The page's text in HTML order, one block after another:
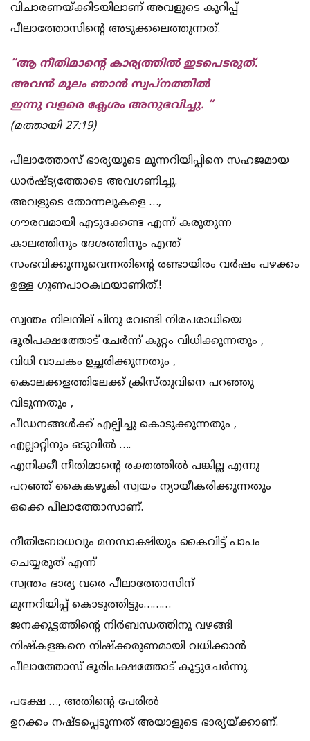
വിചാരണയ്ക്കിടയിലാണ് അവളുടെ കുറിപ്പ്
പീലാത്തോസിൻ്റെ അടുക്കലെത്തുന്നത്.
“ആ നീതിമാൻ്റെ കാര്യത്തിൽ ഇടപെടരുത്.
അവൻ മൂലം ഞാൻ സ്വപ്നത്തിൽ
ഇന്നു വളരെ ക്ലേശം അനുഭവിച്ചു. “
(മത്തായി 27:19)
പീലാത്തോസ് ഭാര്യയുടെ മുന്നറിയിപ്പിനെ സഹജമായ
ധാർഷ്ട്യത്തോടെ അവഗണിച്ചു.
അവളുടെ തോന്നലുകളെ …,
ഗൗരവമായി എടുക്കേണ്ട എന്ന് കരുതുന്ന
കാലത്തിനും ദേശത്തിനും എന്ത്
സംഭവിക്കുന്നുവെന്നതിന്റെ രണ്ടായിരം വർഷം പഴക്കം
ഉള്ള ഗുണപാഠകഥയാണിത്.!
സ്വന്തം നിലനില് പിനു വേണ്ടി നിരപരാധിയെ
ഭൂരിപക്ഷത്തോട് ചേർന്ന് കുറ്റം വിധിക്കുന്നതും ,
വിധി വാചകം ഉച്ഛരിക്കുന്നതും ,
കൊലക്കളത്തിലേക്ക് ക്രിസ്തുവിനെ പറഞ്ഞു
വിടുന്നതും ,
പീഡനങ്ങൾക്ക് എല്പിച്ചു കൊടുക്കുന്നതും ,
എല്ലാറ്റിനും ഒടുവിൽ ….
എനിക്കീ നീതിമാൻ്റെ രക്തത്തിൽ പങ്കില്ല എന്നു
പറഞ്ഞ് കൈകഴുകി സ്വയം ന്യായീകരിക്കുന്നതും
ഒക്കെ പീലാത്തോസാണ്.
നീതിബോധവും മനസാക്ഷിയും കൈവിട്ട് പാപം
ചെയ്യരുത് എന്ന്
സ്വന്തം ഭാര്യ വരെ പീലാത്തോസിന്
മുന്നറിയിപ്പ് കൊടുത്തിട്ടും………
ജനക്കൂട്ടത്തിൻ്റെ നിർബന്ധത്തിനു വഴങ്ങി
നിഷ്കളങ്കനെ നിഷ്ക്കരുണമായി വധിക്കാൻ
പീലാത്തോസ് ഭൂരിപക്ഷത്തോട് കൂട്ടുചേർന്നു.
പക്ഷേ …, അതിൻ്റെ പേരിൽ
ഉറക്കം നഷ്ടപ്പെടുന്നത് അയാളുടെ ഭാര്യയ്ക്കാണ്.